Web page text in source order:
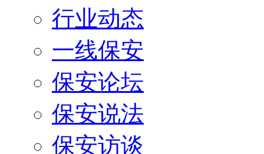
行业动态
一线保安
保安论坛
保安说法
保安访谈